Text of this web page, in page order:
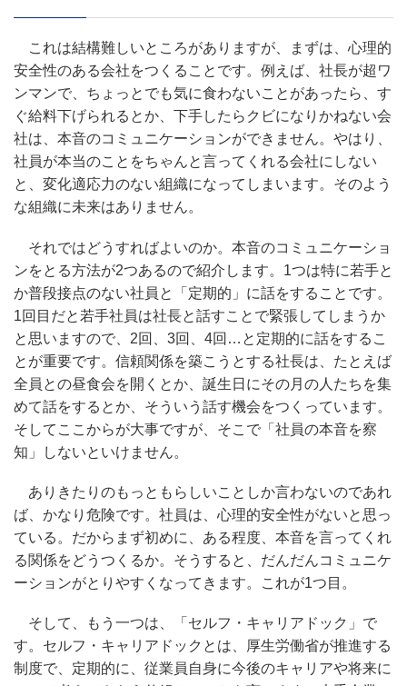
これは結構難しいところがありますが、まずは、心理的
安全性のある会社をつくることです。例えば、社長が超ワ
ンマンで、ちょっとでも気に食わないことがあったら、す
ぐ給料下げられるとか、下手したらクビになりかねない会
社は、本音のコミュニケーションができません。やはり、
社員が本当のことをちゃんと言ってくれる会社にしない
と、変化適応力のない組織になってしまいます。そのよう
な組織に未来はありません。
それではどうすればよいのか。本音のコミュニケーショ
ンをとる方法が2つあるので紹介します。1つは特に若手と
か普段接点のない社員と「定期的」に話をすることです。
1回目だと若手社員は社長と話すことで緊張してしまうか
と思いますので、2回、3回、4回…と定期的に話をするこ
とが重要です。信頼関係を築こうとする社長は、たとえば
全員との昼食会を開くとか、誕生日にその月の人たちを集
めて話をするとか、そういう話す機会をつくっています。
そしてここからが大事ですが、そこで「社員の本音を察
知」しないといけません。
ありきたりのもっともらしいことしか言わないのであれ
ば、かなり危険です。社員は、心理的安全性がないと思っ
ている。だからまず初めに、ある程度、本音を言ってくれ
る関係をどうつくるか。そうすると、だんだんコミュニケ
ーションがとりやすくなってきます。これが1つ目。
そして、もう一つは、「セルフ・キャリアドック」で
す。セルフ・キャリアドックとは、厚生労働省が推進する
制度で、定期的に、従業員自身に今後のキャリアや将来に